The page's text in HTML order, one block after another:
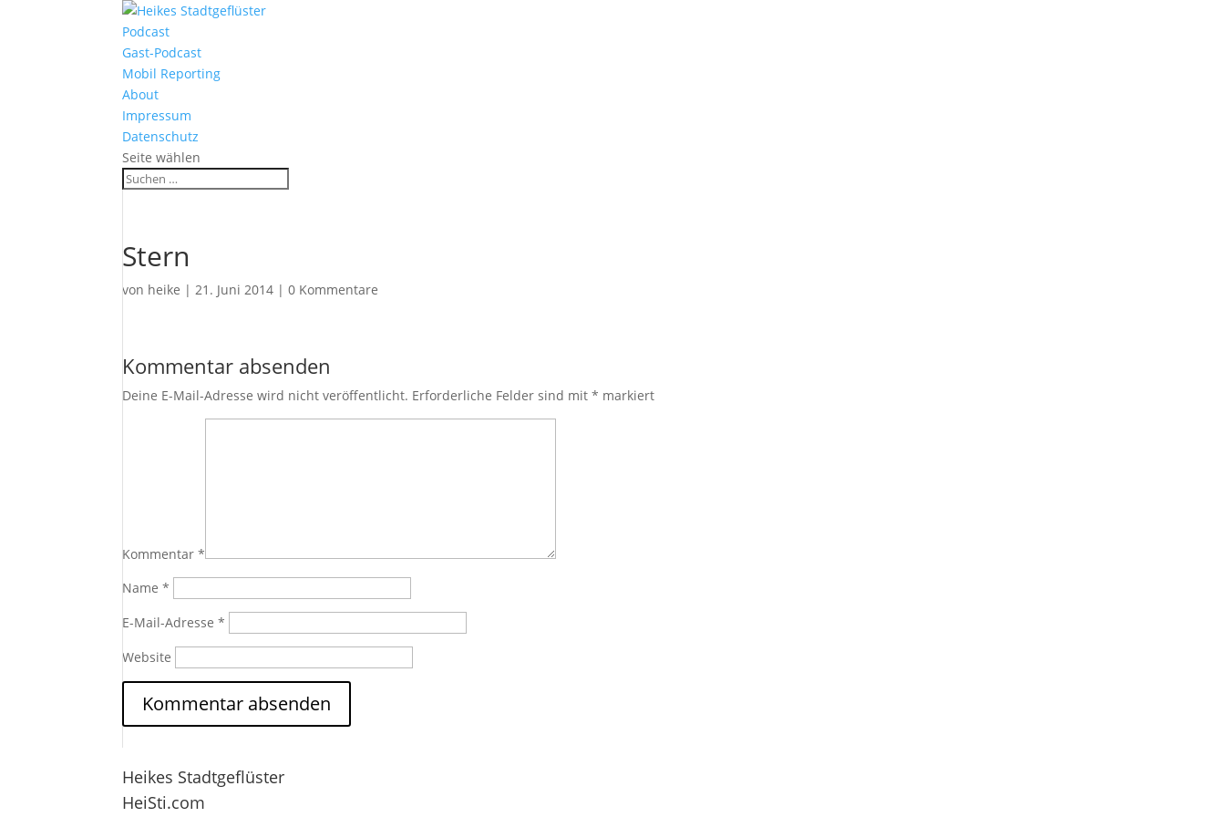
Podcast
Gast-Podcast
Mobil Reporting
About
Impressum
Datenschutz
Seite wählen
Stern
von heike |21. Juni 2014 |0 Kommentare
Kommentar absenden
Deine E-Mail-Adresse wird nicht veröffentlicht. Erforderliche Felder sind mit* markiert
Kommentar*
Name*
E-Mail-Adresse*
Website
Heikes Stadtgeflüster
HeiSti.com